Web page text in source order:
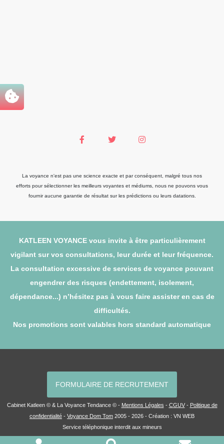
La voyance n'est pas une science exacte et par conséquent, malgré tous nos
efforts pour sélectionner les meilleurs voyantes et médiums, nous ne pouvons vous
fournir aucune garantie de résultat sur les prédictions ou leurs datations.
KATLEEN VOYANCE vous invite à être particulièrement
vigilant sur vos consultations, leur durée et leur fréquence.
La consultation excessive de services de voyance pouvant
engendrer des risques (endettement, isolement,
dépendance...) n’hésitez pas à vous faire assister en cas de
difficultés.
Nos promotions sont valables hors standard automatique
FORMULAIRE DE RECRUTEMENT
Cabinet Katleen © & La Voyance Tendance © - Mentions Légales - CGUV- Politique de
confidentialité - Voyance Dom Tom 2005 - 2026 - Création : VN WEB
Service téléphonique interdit aux mineurs